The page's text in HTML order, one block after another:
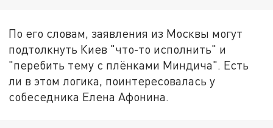
По его словам, заявления из Москвы могут
подтолкнуть Киев "что-то исполнить" и
"перебить тему с плёнками Миндича". Есть
ли в этом логика, поинтересовалась у
собеседника Елена Афонина.